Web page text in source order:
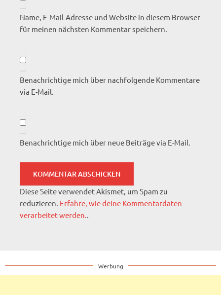
Name, E-Mail-Adresse und Website in diesem Browser
für meinen nächsten Kommentar speichern.
Benachrichtige mich über nachfolgende Kommentare
via E-Mail.
Benachrichtige mich über neue Beiträge via E-Mail.
Diese Seite verwendet Akismet, um Spam zu
reduzieren. Erfahre, wie deine Kommentardaten
verarbeitet werden..
Werbung